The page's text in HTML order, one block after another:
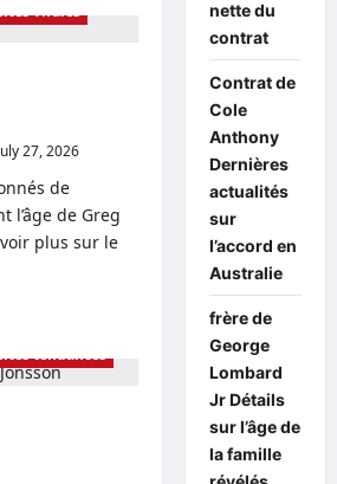
virales
27, 2026
de
l’âge de Greg
plus sur le
tendances
nette du
contrat
Contrat de
Cole
Anthony
Dernières
actualités
sur
l’accord en
Australie
frère de
George
Lombard
Jr Détails
sur l’âge de
la famille